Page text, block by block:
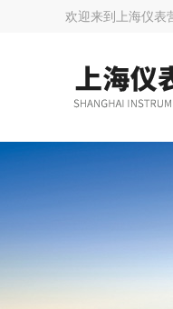
欢迎来到 上海仪